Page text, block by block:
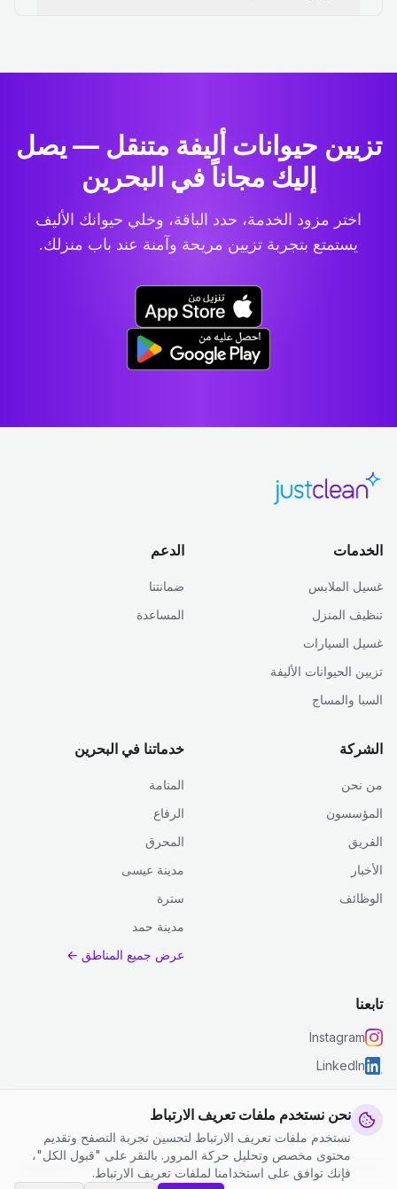
نحن نستخدم ملفات تعريف الارتباط
نستخدم ملفات تعريف الارتباط لتحسين تجربة التصفح وتقديم
محتوى مخصص وتحليل حركة المرور. بالنقر على "قبول الكل"،
فإنك توافق على استخدامنا لملفات تعريف الارتباط.
تزيين حيوانات أليفة متنقل — يصل
إليك مجاناً في البحرين
اختر مزود الخدمة، حدد الباقة، وخلي حيوانك الأليف
يستمتع بتجربة تزيين مريحة وآمنة عند باب منزلك.
الخدمات
غسيل الملابس
تنظيف المنزل
غسيل السيارات
تزيين الحيوانات الأليفة
السبا والمساج
الدعم
ضمانتنا
المساعدة
الشركة
من نحن
المؤسسون
الفريق
الأخبار
الوظائف
خدماتنا في البحرين
المنامة
الرفاع
المحرق
مدينة عيسى
سترة
مدينة حمد
عرض جميع المناطق ←
تابعنا
Instagram
LinkedIn
© 2026 جست كلين. جميع الحقوق محفوظة.
سياسة الخصوصية
الشروط والأحكام | إعدادات ملفات تعريف الارتباط